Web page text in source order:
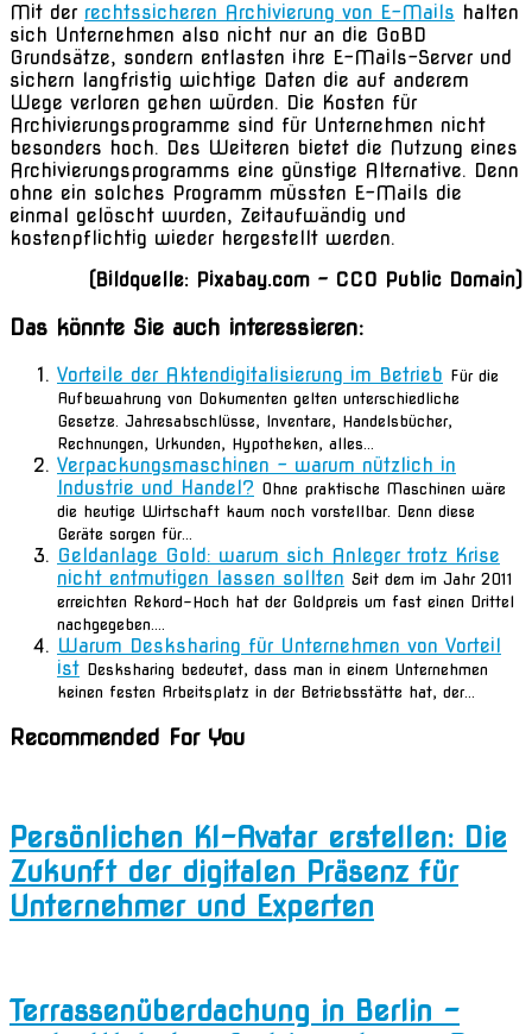
Mit der rechtssicheren Archivierung von E-Mails halten
sich Unternehmen also nicht nur an die GoBD
Grundsätze, sondern entlasten ihre E-Mails-Server und
sichern langfristig wichtige Daten die auf anderem
Wege verloren gehen würden. Die Kosten für
Archivierungsprogramme sind für Unternehmen nicht
besonders hoch. Des Weiteren bietet die Nutzung eines
Archivierungsprogramms eine günstige Alternative. Denn
ohne ein solches Programm müssten E-Mails die
einmal gelöscht wurden, Zeitaufwändig und
kostenpflichtig wieder hergestellt werden.
(Bildquelle: Pixabay.com – CC0 Public Domain)
Das könnte Sie auch interessieren:
Vorteile der Aktendigitalisierung im Betrieb Für die
Aufbewahrung von Dokumenten gelten unterschiedliche
Gesetze. Jahresabschlüsse, Inventare, Handelsbücher,
Rechnungen, Urkunden, Hypotheken, alles...
Verpackungsmaschinen – warum nützlich in
Industrie und Handel? Ohne praktische Maschinen wäre
die heutige Wirtschaft kaum noch vorstellbar. Denn diese
Geräte sorgen für...
Geldanlage Gold: warum sich Anleger trotz Krise
nicht entmutigen lassen sollten Seit dem im Jahr 2011
erreichten Rekord-Hoch hat der Goldpreis um fast einen Drittel
nachgegeben....
Warum Desksharing für Unternehmen von Vorteil
ist Desksharing bedeutet, dass man in einem Unternehmen
keinen festen Arbeitsplatz in der Betriebsstätte hat, der...
Recommended For You
Persönlichen KI-Avatar erstellen: Die
Zukunft der digitalen Präsenz für
Unternehmer und Experten
Terrassenüberdachung in Berlin –